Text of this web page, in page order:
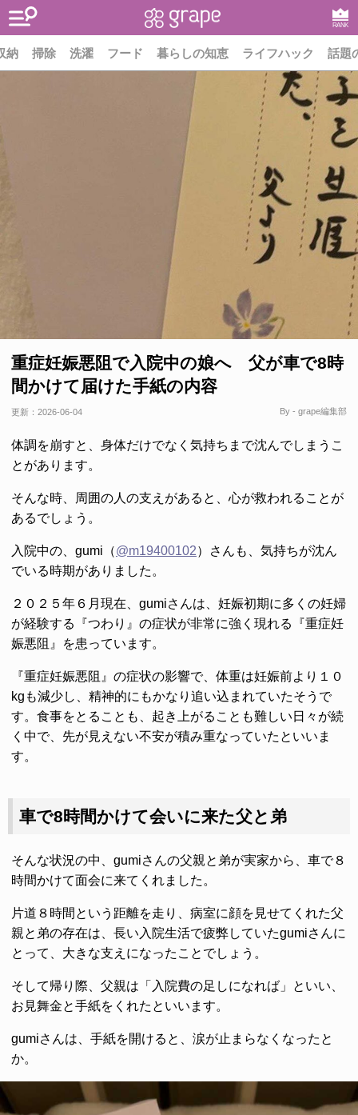
RANK
納 掃除 洗濯 フード 暮らしの知恵 ライフハック 話題
重症妊娠悪阻で入院中の娘へ 父が車で8時
間かけて届けた手紙の内容
更新： 2026-06-04 By - grape編集部
体調を崩すと、身体だけでなく気持ちまで沈んでしまうこ
とがあります。
そんな時、周囲の人の支えがあると、心が救われることが
あるでしょう。
入院中の、gumi（@m19400102）さんも、気持ちが沈ん
でいる時期がありました。
２０２５年６月現在、gumiさんは、妊娠初期に多くの妊婦
が経験する『つわり』の症状が非常に強く現れる『重症妊
娠悪阻』を患っています。
『重症妊娠悪阻』の症状の影響で、体重は妊娠前より１０
kgも減少し、精神的にもかなり追い込まれていたそうで
す。食事をとることも、起き上がることも難しい日々が続
く中で、先が見えない不安が積み重なっていたといいま
す。
車で8時間かけて会いに来た父と弟
そんな状況の中、gumiさんの父親と弟が実家から、車で８
時間かけて面会に来てくれました。
片道８時間という距離を走り、病室に顔を見せてくれた父
親と弟の存在は、長い入院生活で疲弊していたgumiさんに
とって、大きな支えになったことでしょう。
そして帰り際、父親は「入院費の足しになれば」といい、
お見舞金と手紙をくれたといいます。
gumiさんは、手紙を開けると、涙が止まらなくなったと
か。